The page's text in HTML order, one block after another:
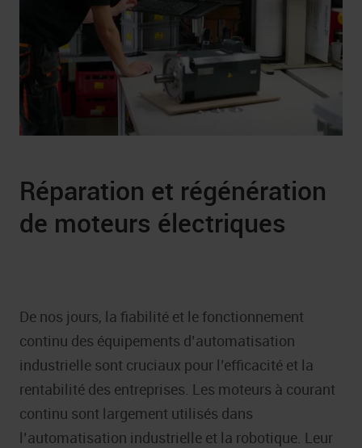
Réparation et régénération
de moteurs électriques
De nos jours, la fiabilité et le fonctionnement
continu des équipements d’automatisation
industrielle sont cruciaux pour l’efficacité et la
rentabilité des entreprises. Les moteurs à courant
continu sont largement utilisés dans
l’automatisation industrielle et la robotique. Leur